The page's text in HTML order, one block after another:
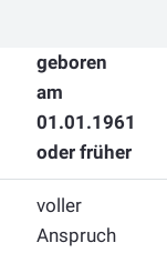
geboren
am
01.01.1961
oder früher
voller
Anspruch